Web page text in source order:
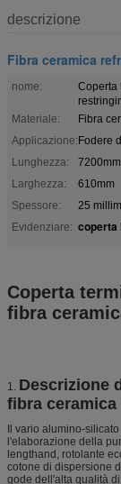
descrizione
Fibra ceramica
nome:
Coperta
Materiale:
Fibra
Applicazione:Fodere
Lunghezza:
7200mm
Larghezza:
610mm
Spessore:
25
Evidenziare: coperta
Coperta
fibra
1. Descrizione
fibra ceramica
Il vario alumino-
l'elaborazione della
lengthand, rotolante
cotone di dispersione
gode dell'alta qualità